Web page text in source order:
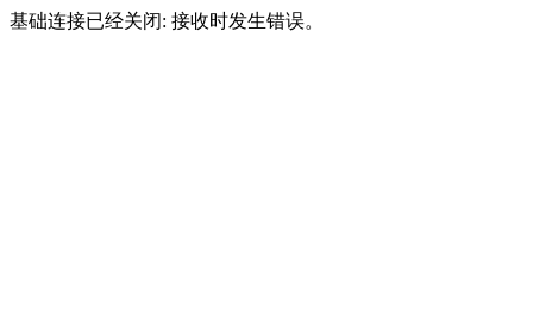
基础连接已经关闭: 接收时发生错误。